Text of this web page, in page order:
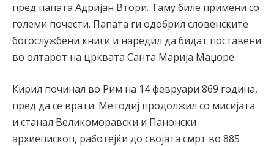
пред папата Адријан Втори. Таму биле примени со
големи почести. Папата ги одобрил словенските
богослужбени книги и наредил да бидат поставени
во олтарот на црквата Санта Марија Маџоре.
Кирил починал во Рим на 14 февруари 869 година,
пред да се врати. Методиј продолжил со мисијата
и станал Великоморавски и Панонски
архиепископ, работејќи до својата смрт во 885